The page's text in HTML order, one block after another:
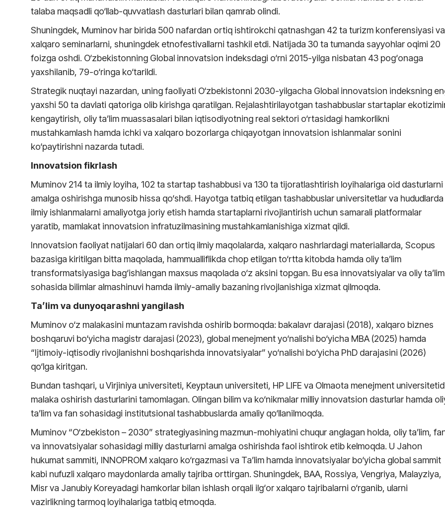
talaba maqsadli qo‘llab-quvvatlash dasturlari bilan qamrab olindi.
Shuningdek, Muminov har birida 500 nafardan ortiq ishtirokchi qatnashgan 42 ta turizm konferensiyasi va
xalqaro seminarlarni, shuningdek etnofestivallarni tashkil etdi. Natijada 30 ta tumanda sayyohlar oqimi 20
foizga oshdi. O‘zbekistonning Global innovatsion indeksdagi o‘rni 2015-yilga nisbatan 43 pog‘onaga
yaxshilanib, 79-o‘ringa ko‘tarildi.
Strategik nuqtayi nazardan, uning faoliyati O‘zbekistonni 2030-yilgacha Global innovatsion indeksning
yaxshi 50 ta davlati qatoriga olib kirishga qaratilgan. Rejalashtirilayotgan tashabbuslar startaplar
kengaytirish, oliy ta’lim muassasalari bilan iqtisodiyotning real sektori o‘rtasidagi hamkorlikni
mustahkamlash hamda ichki va xalqaro bozorlarga chiqayotgan innovatsion ishlanmalar sonini
ko‘paytirishni nazarda tutadi.
Innovatsion fikrlash
Muminov 214 ta ilmiy loyiha, 102 ta startap tashabbusi va 130 ta tijoratlashtirish loyihalariga oid dasturlarni
amalga oshirishga munosib hissa qo‘shdi. Hayotga tatbiq etilgan tashabbuslar universitetlar va hududlarda
ilmiy ishlanmalarni amaliyotga joriy etish hamda startaplarni rivojlantirish uchun samarali platformalar
yaratib, mamlakat innovatsion infratuzilmasining mustahkamlanishiga xizmat qildi.
Innovatsion faoliyat natijalari 60 dan ortiq ilmiy maqolalarda, xalqaro nashrlardagi materiallarda, Scopus
bazasiga kiritilgan bitta maqolada, hammualliflikda chop etilgan to‘rtta kitobda hamda oliy ta’lim
transformatsiyasiga bag‘ishlangan maxsus maqolada o‘z aksini topgan. Bu esa innovatsiyalar va oliy ta’lim
sohasida bilimlar almashinuvi hamda ilmiy-amaliy bazaning rivojlanishiga xizmat qilmoqda.
Ta’lim va dunyoqarashni yangilash
Muminov o‘z malakasini muntazam ravishda oshirib bormoqda: bakalavr darajasi (2018), xalqaro biznes
boshqaruvi bo‘yicha magistr darajasi (2023), global menejment yo‘nalishi bo‘yicha MBA (2025) hamda
“Ijtimoiy-iqtisodiy rivojlanishni boshqarishda innovatsiyalar” yo‘nalishi bo‘yicha PhD darajasini (2026)
qo‘lga kiritgan.
Bundan tashqari, u Virjiniya universiteti, Keyptaun universiteti, HP LIFE va Olmaota menejment
malaka oshirish dasturlarini tamomlagan. Olingan bilim va ko‘nikmalar milliy innovatsion dasturlar hamda
ta’lim va fan sohasidagi institutsional tashabbuslarda amaliy qo‘llanilmoqda.
Muminov “O‘zbekiston – 2030” strategiyasining mazmun-mohiyatini chuqur anglagan holda, oliy ta’lim,
va innovatsiyalar sohasidagi milliy dasturlarni amalga oshirishda faol ishtirok etib kelmoqda. U Jahon
hukumat sammiti, INNOPROM xalqaro ko‘rgazmasi va Ta’lim hamda innovatsiyalar bo‘yicha global sammit
kabi nufuzli xalqaro maydonlarda amaliy tajriba orttirgan. Shuningdek, BAA, Rossiya, Vengriya, Malayziya,
Misr va Janubiy Koreyadagi hamkorlar bilan ishlash orqali ilg‘or xalqaro tajribalarni o‘rganib, ularni
vazirlikning tarmoq loyihalariga tatbiq etmoqda.